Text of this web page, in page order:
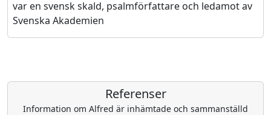
var en svensk skald, psalmförfattare och ledamot av
Svenska Akademien
Referenser
Information om Alfred är inhämtade och sammanställd